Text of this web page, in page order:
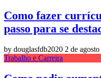
Como fazer
passo para se
by douglasfdb2020 2 de
Trabalho e Carreira